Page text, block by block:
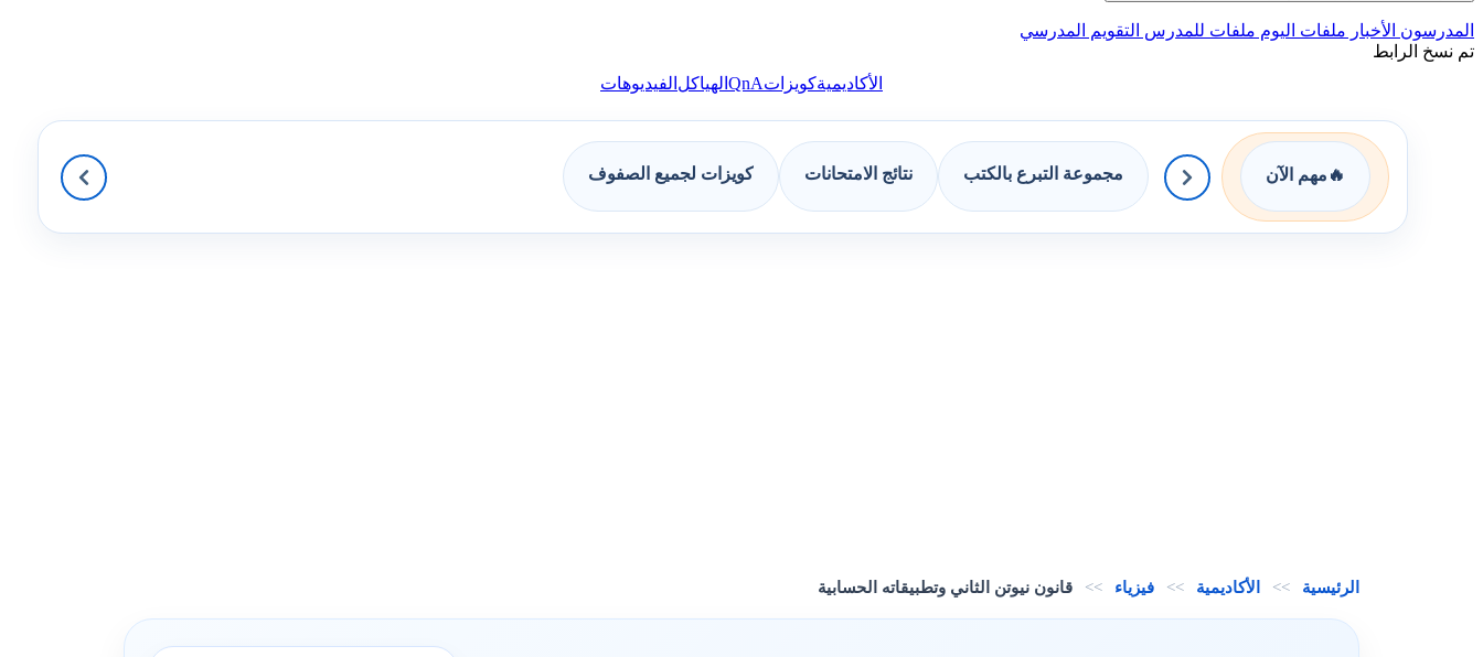
المدرسون الأخبار ملفات اليوم ملفات للمدرس التقويم المدرسي
تم نسخ الرابط
الأكاديميةكويزاتQnA الهياكل الفيديوهات
🔥 مهم الآن مجموعة التبرع بالكتب نتائج الامتحانات كويزات لجميع الصفوف
الرئيسية >> الأكاديمية >> فيزياء >> قانون نيوتن الثاني وتطبيقاته الحسابية